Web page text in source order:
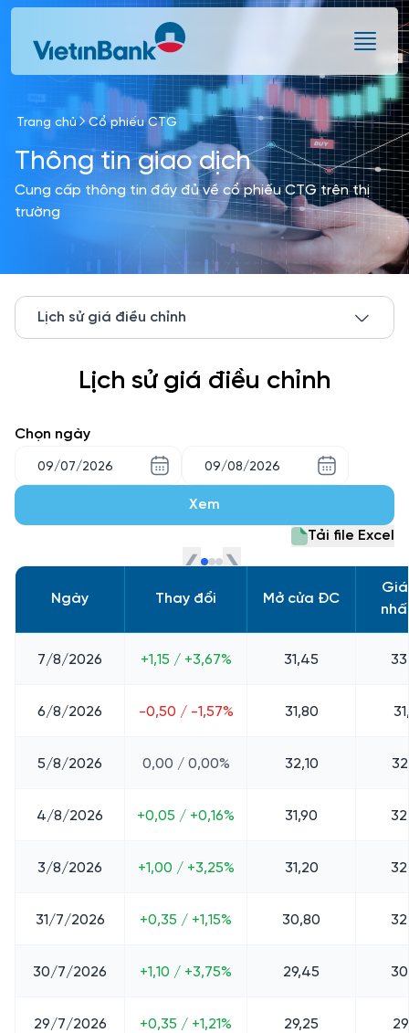
Skip to Main Content
Trang chủ Cổ phiếu CTG
Thông tin giao dịch
Cung cấp thông tin đầy đủ về cổ phiếu CTG trên thị
trường
Lịch sử giá điều chỉnh
Lịch sử giá điều chỉnh
Chọn ngày
Xem
Tải file Excel
❮ ❯
Ngày Thay đổi Mở cửa ĐC
7/8/2026 +1,15 / +3,67% 31,45
6/8/2026 -0,50 / -1,57% 31,80
5/8/2026 0,00 / 0,00% 32,10
4/8/2026 +0,05 / +0,16% 31,90
3/8/2026 +1,00 / +3,25% 31,20
31/7/2026 +0,35 / +1,15% 30,80
30/7/2026 +1,10 / +3,75% 29,45
29/7/2026 +0,35 / +1,21% 29,25